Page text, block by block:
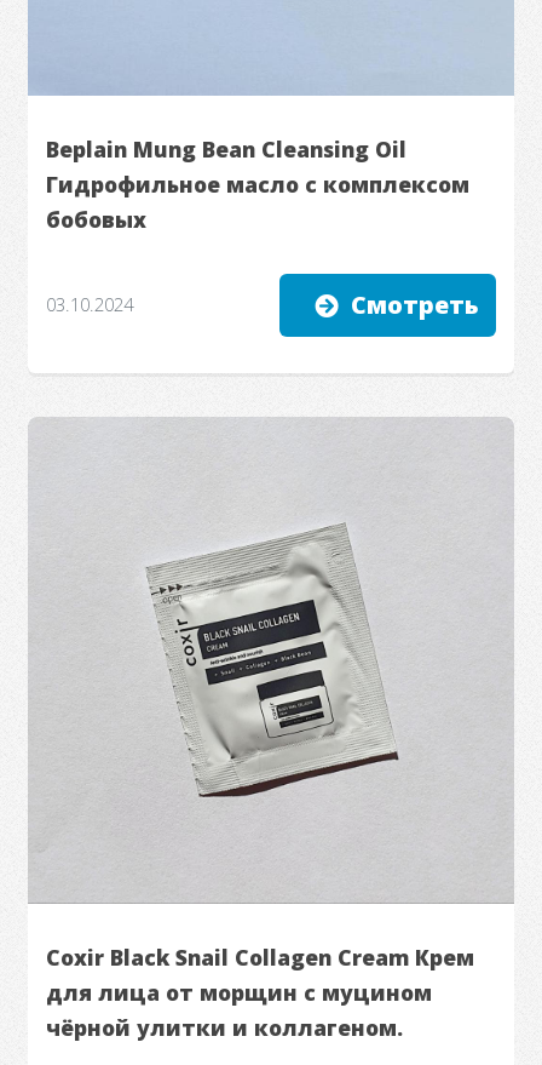
Beplain Mung Bean Cleansing Oil
Гидрофильное масло с комплексом
бобовых
03.10.2024 Смотреть
Coxir Black Snail Collagen Cream Крем
для лица от морщин с муцином
чёрной улитки и коллагеном.